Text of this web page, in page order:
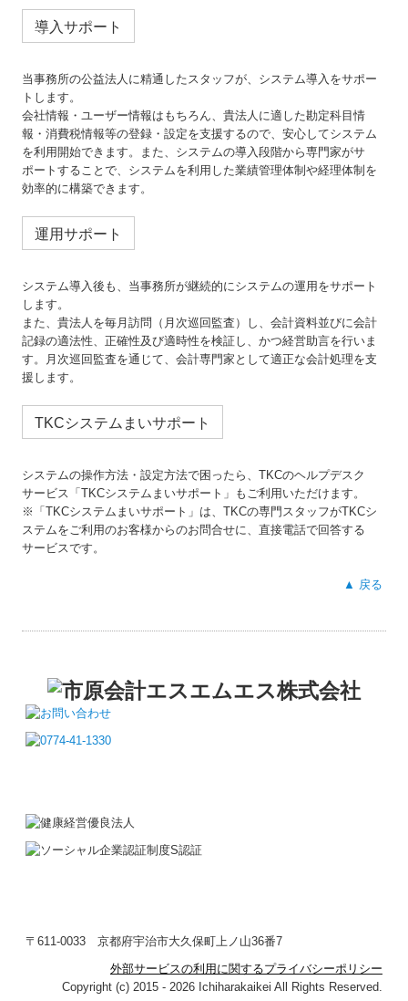
導入サポート
当事務所の公益法人に精通したスタッフが、システム導入をサポー
トします。
会社情報・ユーザー情報はもちろん、貴法人に適した勘定科目情
報・消費税情報等の登録・設定を支援するので、安心してシステム
を利用開始できます。また、システムの導入段階から専門家がサ
ポートすることで、システムを利用した業績管理体制や経理体制を
効率的に構築できます。
運用サポート
システム導入後も、当事務所が継続的にシステムの運用をサポート
します。
また、貴法人を毎月訪問（月次巡回監査）し、会計資料並びに会計
記録の適法性、正確性及び適時性を検証し、かつ経営助言を行いま
す。月次巡回監査を通じて、会計専門家として適正な会計処理を支
援します。
TKCシステムまいサポート
システムの操作方法・設定方法で困ったら、TKCのヘルプデスク
サービス「TKCシステムまいサポート」もご利用いただけます。
※「TKCシステムまいサポート」は、TKCの専門スタッフがTKCシ
ステムをご利用のお客様からのお問合せに、直接電話で回答する
サービスです。
▲ 戻る
〒611-0033京都府宇治市大久保町上ノ山36番7
外部サービスの利用に関するプライバシーポリシー
Copyright (c) 2015 - 2026 Ichiharakaikei All Rights Reserved.